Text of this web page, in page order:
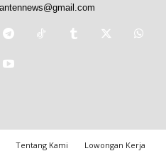
Tentang Kami
Lowongan Kerja